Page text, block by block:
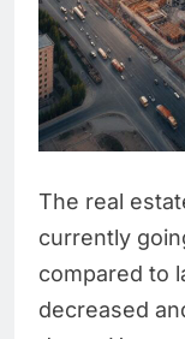
The real
currently
compared to
decreased